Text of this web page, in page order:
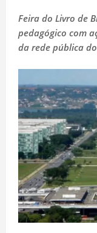
Feira do Livro de
pedagógico com
da rede pública